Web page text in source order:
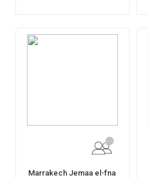
Marrakech Jemaa el-fna